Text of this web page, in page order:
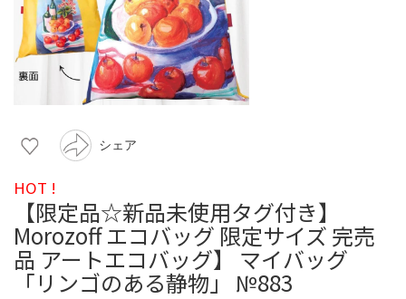
シェア
HOT !
【限定品☆新品未使用タグ付き】
Morozoff エコバッグ 限定サイズ 完売
品 アートエコバッグ】 マイバッグ
「リンゴのある静物」 №883